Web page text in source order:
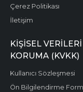
Çerez Politikası
İletişim
KIŞISEL VERILERI
KORUMA (KVKK)
Kullanıcı Sözleşmesi
Ön Bilgilendirme